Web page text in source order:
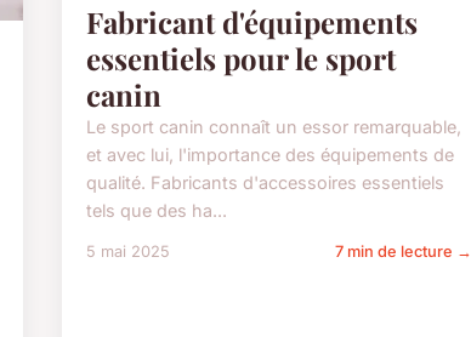
Fabricant d'équipements
essentiels pour le sport
canin
Le sport canin connaît un essor remarquable,
et avec lui, l'importance des équipements de
qualité. Fabricants d'accessoires essentiels
tels que des ha...
5 mai 2025 7 min de lecture →